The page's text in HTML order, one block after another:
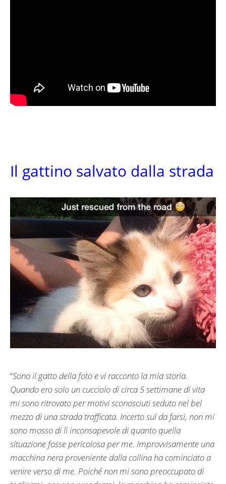
Il gattino salvato dalla strada
“Sono il gatto della foto e vi racconto la mia storia.
Quando ero solo un cucciolo di circa 5 settimane di vita
mi sono ritrovato per motivi sconosciuti seduto nel bel
mezzo di una strada trafficata. Incerto sul da farsi, non mi
sono mosso di lì inconsapevole di quanto quella
situazione fosse pericolosa per me. Improvvisamente una
macchina nera proveniente dalla collina ha cominciato a
venire verso di me. Poiché non mi sono preoccupato di